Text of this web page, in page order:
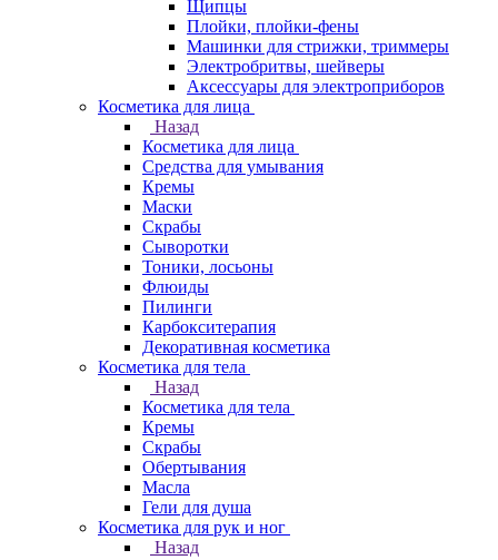
Щипцы
Плойки, плойки-фены
Машинки для стрижки, триммеры
Электробритвы, шейверы
Аксессуары для электроприборов
Косметика для лица
Назад
Косметика для лица
Средства для умывания
Кремы
Маски
Скрабы
Сыворотки
Тоники, лосьоны
Флюиды
Пилинги
Карбокситерапия
Декоративная косметика
Косметика для тела
Назад
Косметика для тела
Кремы
Скрабы
Обертывания
Масла
Гели для душа
Косметика для рук и ног
Назад